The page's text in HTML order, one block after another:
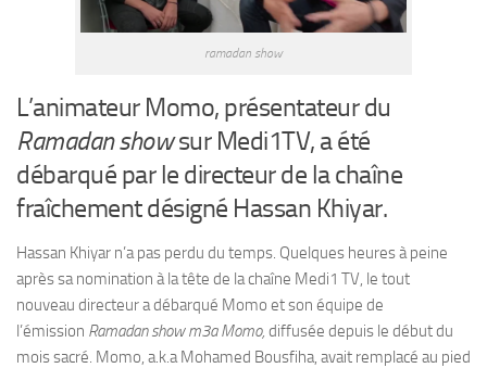
ramadan show
L’animateur Momo, présentateur du
Ramadan showsur Medi1TV, a été
débarqué par le directeur de la chaîne
fraîchement désigné Hassan Khiyar.
Hassan Khiyar n’a pas perdu du temps. Quelques heures à peine
après sa nomination à la tête de la chaîne Medi1 TV, le tout
nouveau directeur a débarqué Momo et son équipe de
l’émission Ramadan show m3a Momo, diffusée depuis le début du
mois sacré. Momo, a.k.a Mohamed Bousfiha, avait remplacé au pied